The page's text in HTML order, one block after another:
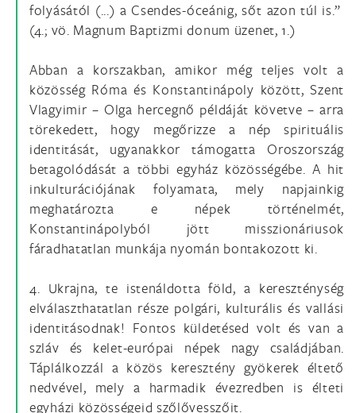
folyásától (...) a Csendes-óceánig, sőt azon túl is.”
(4.; vö. Magnum Baptizmi donum üzenet, 1.)
Abban a korszakban, amikor még teljes volt a
közösség Róma és Konstantinápoly között, Szent
Vlagyimir – Olga hercegnő példáját követve – arra
törekedett, hogy megőrizze a nép spirituális
identitását, ugyanakkor támogatta Oroszország
betagolódását a többi egyház közösségébe. A hit
inkulturációjának folyamata, mely napjainkig
meghatározta e népek történelmét,
Konstantinápolyból jött misszionáriusok
fáradhatatlan munkája nyomán bontakozott ki.
4. Ukrajna, te istenáldotta föld, a kereszténység
elválaszthatatlan része polgári, kulturális és vallási
identitásodnak! Fontos küldetésed volt és van a
szláv és kelet-európai népek nagy családjában.
Táplálkozzál a közös keresztény gyökerek éltető
nedvével, mely a harmadik évezredben is élteti
egyházi közösségeid szőlővesszőit.